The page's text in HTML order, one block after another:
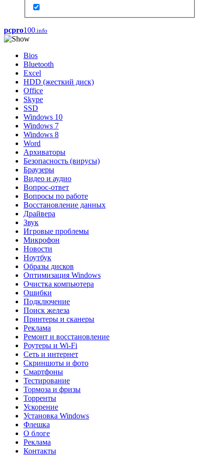
pcpro100.info
Bios
Bluetooth
Excel
HDD (жесткий диск)
Office
Skype
SSD
Windows 10
Windows 7
Windows 8
Word
Архиваторы
Безопасность (вирусы)
Браузеры
Видео и аудио
Вопрос-ответ
Вопросы по работе
Восстановление данных
Драйвера
Звук
Игровые проблемы
Микрофон
Новости
Ноутбук
Образы дисков
Оптимизация Windows
Очистка компьютера
Ошибки
Подключение
Поиск железа
Принтеры и сканеры
Реклама
Ремонт и восстановление
Роутеры и Wi-Fi
Сеть и интернет
Скриншоты и фото
Смартфоны
Тестирование
Тормоза и фризы
Торренты
Ускорение
Установка Windows
Флешка
О блоге
Реклама
Контакты